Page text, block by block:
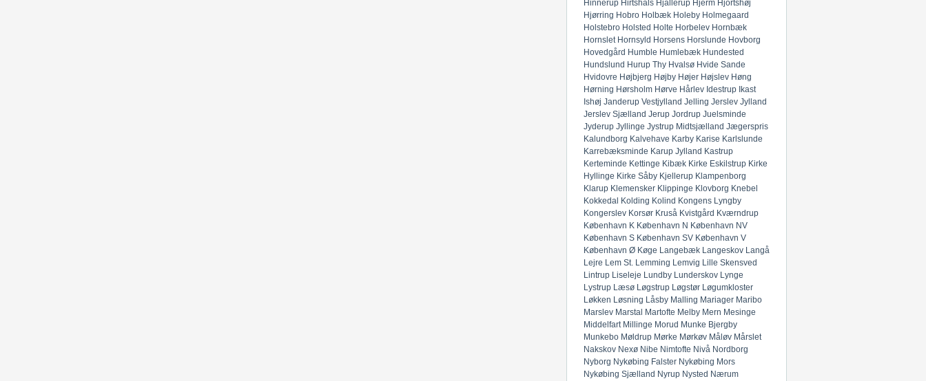
Hinnerup Hirtshals Hjallerup Hjerm Hjortshøj
Hjørring Hobro Holbæk Holeby Holmegaard
Holstebro Holsted Holte Horbelev Hornbæk
Hornslet Hornsyld Horsens Horslunde Hovborg
Hovedgård Humble Humlebæk Hundested
Hundslund Hurup Thy Hvalsø Hvide Sande
Hvidovre Højbjerg Højby Højer Højslev Høng
Hørning Hørsholm Hørve Hårlev Idestrup Ikast
Ishøj Janderup Vestjylland Jelling Jerslev Jylland
Jerslev Sjælland Jerup Jordrup Juelsminde
Jyderup Jyllinge Jystrup Midtsjælland Jægerspris
Kalundborg Kalvehave Karby Karise Karlslunde
Karrebæksminde Karup Jylland Kastrup
Kerteminde Kettinge Kibæk Kirke Eskilstrup Kirke
Hyllinge Kirke Såby Kjellerup Klampenborg
Klarup Klemensker Klippinge Klovborg Knebel
Kokkedal Kolding Kolind Kongens Lyngby
Kongerslev Korsør Kruså Kvistgård Kværndrup
København K København N København NV
København S København SV København V
København Ø Køge Langebæk Langeskov Langå
Lejre Lem St. Lemming Lemvig Lille Skensved
Lintrup Liseleje Lundby Lunderskov Lynge
Lystrup Læsø Løgstrup Løgstør Løgumkloster
Løkken Løsning Låsby Malling Mariager Maribo
Marslev Marstal Martofte Melby Mern Mesinge
Middelfart Millinge Morud Munke Bjergby
Munkebo Møldrup Mørke Mørkøv Måløv Mårslet
Nakskov Nexø Nibe Nimtofte Nivå Nordborg
Nyborg Nykøbing Falster Nykøbing Mors
Nykøbing Sjælland Nyrup Nysted Nærum